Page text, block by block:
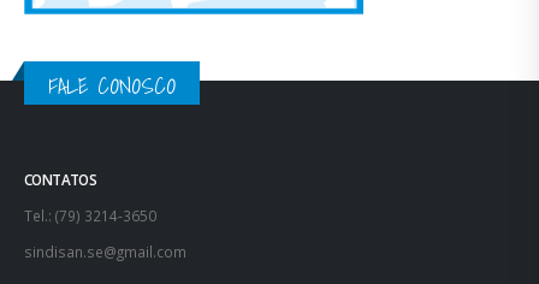
FALE CONOSCO
CONTATOS
Tel.: (79) 3214-3650
sindisan.se@gmail.com